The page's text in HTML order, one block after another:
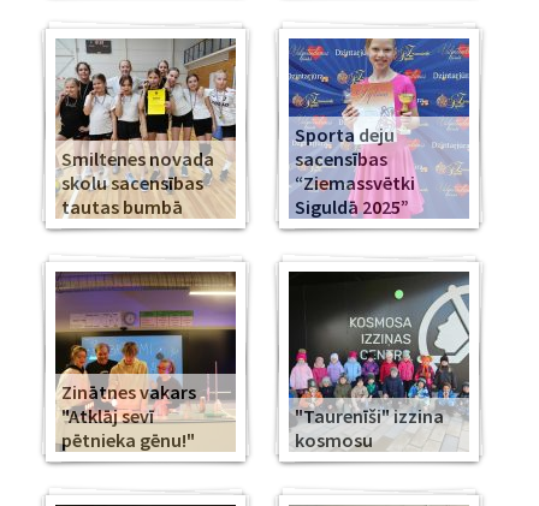
Smiltenes novada
skolu sacensības
tautas bumbā
Sporta deju
sacensības
“Ziemassvētki
Siguldā 2025”
Zinātnes vakars
"Atklāj sevī
pētnieka gēnu!"
"Taurenīši" izzina
kosmosu